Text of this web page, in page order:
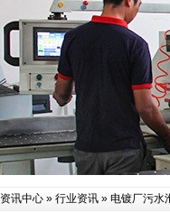
资讯中心 » 行业资讯 » 电镀厂污水